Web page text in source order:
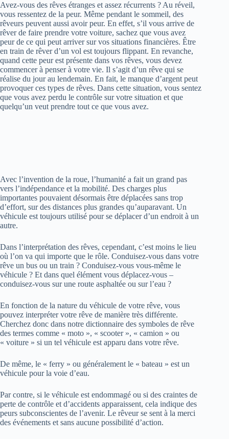
Avez-vous des rêves étranges et assez récurrents ? Au réveil,
vous ressentez de la peur. Même pendant le sommeil, des
rêveurs peuvent aussi avoir peur. En effet, s’il vous arrive de
rêver de faire prendre votre voiture, sachez que vous avez
peur de ce qui peut arriver sur vos situations financières. Être
en train de rêver d’un vol est toujours flippant. En revanche,
quand cette peur est présente dans vos rêves, vous devez
commencer à penser à votre vie. Il s’agit d’un rêve qui se
réalise du jour au lendemain. En fait, le manque d’argent peut
provoquer ces types de rêves. Dans cette situation, vous sentez
que vous avez perdu le contrôle sur votre situation et que
quelqu’un veut prendre tout ce que vous avez.
Avec l’invention de la roue, l’humanité a fait un grand pas
vers l’indépendance et la mobilité. Des charges plus
importantes pouvaient désormais être déplacées sans trop
d’effort, sur des distances plus grandes qu’auparavant. Un
véhicule est toujours utilisé pour se déplacer d’un endroit à un
autre.
Dans l’interprétation des rêves, cependant, c’est moins le lieu
où l’on va qui importe que le rôle. Conduisez-vous dans votre
rêve un bus ou un train ? Conduisez-vous vous-même le
véhicule ? Et dans quel élément vous déplacez-vous –
conduisez-vous sur une route asphaltée ou sur l’eau ?
En fonction de la nature du véhicule de votre rêve, vous
pouvez interpréter votre rêve de manière très différente.
Cherchez donc dans notre dictionnaire des symboles de rêve
des termes comme « moto », « scooter », « camion » ou
« voiture » si un tel véhicule est apparu dans votre rêve.
De même, le « ferry » ou généralement le « bateau » est un
véhicule pour la voie d’eau.
Par contre, si le véhicule est endommagé ou si des craintes de
perte de contrôle et d’accidents apparaissent, cela indique des
peurs subconscientes de l’avenir. Le rêveur se sent à la merci
des événements et sans aucune possibilité d’action.